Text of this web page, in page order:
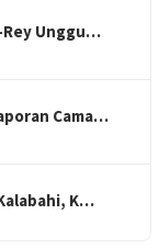
Rey Unggu…
Cama…
K…